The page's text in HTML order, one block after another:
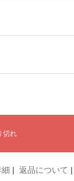
| 返品について |